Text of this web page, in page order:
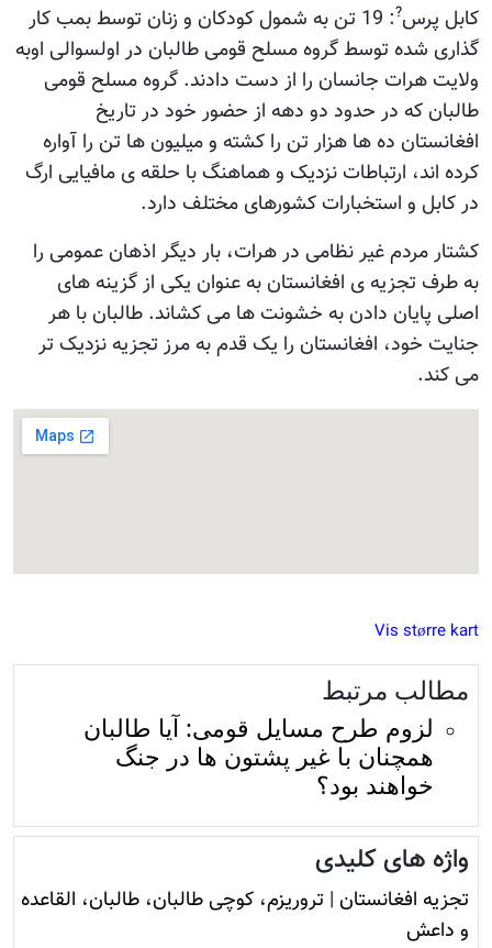
کابل پرس?
: 19 تن به شمول کودکان و زنان توسط بمب کار
گذاری شده توسط گروه مسلح قومی طالبان در اولسوالی اوبه
ولایت هرات جانسان را از دست دادند. گروه مسلح قومی
طالبان که در حدود دو دهه از حضور خود در تاریخ
افغانستان ده ها هزار تن را کشته و میلیون ها تن را آواره
کرده اند، ارتباطات نزدیک و هماهنگ با حلقه ی مافیایی ارگ
در کابل و استخبارات کشورهای مختلف دارد.
کشتار مردم غیر نظامی در هرات، بار دیگر اذهان عمومی را
به طرف تجزیه ی افغانستان به عنوان یکی از گزینه های
اصلی پایان دادن به خشونت ها می کشاند. طالبان با هر
جنایت خود، افغانستان را یک قدم به مرز تجزیه نزدیک تر
می کند.
Vis større kart
مطالب مرتبط
لزوم طرح مسایل قومی: آیا طالبان
همچنان با غیر پشتون ها در جنگ
خواهند بود؟
واژه های کلیدی
تجزیه افغانستان | تروريزم، کوچی طالبان، طالبان، القاعده
و داعش